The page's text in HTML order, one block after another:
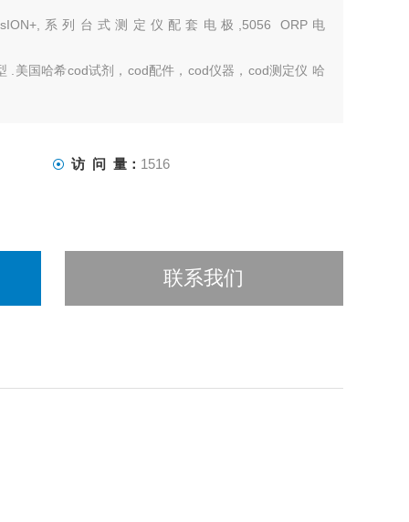
系列台式测定仪配套电极,5056 ORP电
.美国哈希cod试剂，cod配件，cod仪器，cod测定仪 哈
访 问 量： 1516
联系我们